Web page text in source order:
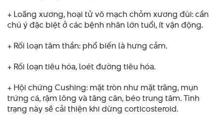
+ Loãng xương, hoại tử vô mạch chỏm xương đùi: cần
chú ý đặc biệt ở các bệnh nhân lớn tuổi, ít vận động.
+ Rối loạn tâm thần: phổ biến là hưng cảm.
+ Rối loạn tiêu hóa, loét đường tiêu hóa.
+ Hội chứng Cushing: mặt tròn như mặt trăng, mụn
trứng cá, rậm lông và tăng cân, béo trung tâm. Tình
trạng này sẽ cải thiện khi dừng corticosteroid.